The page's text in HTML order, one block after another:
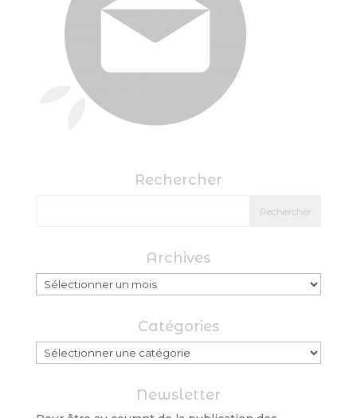
Rechercher
Archives
Archives
Catégories
Catégories
Newsletter